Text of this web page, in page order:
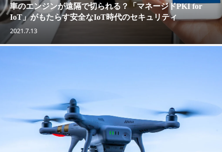
車のエンジンが遠隔で切られる？「マネージドPKI for
IoT」がもたらす安全なIoT時代のセキュリティ
2021.7.13